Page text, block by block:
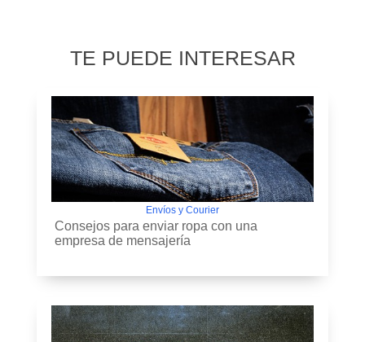
TE PUEDE INTERESAR
Envíos y Courier
Consejos para enviar ropa con una
empresa de mensajería